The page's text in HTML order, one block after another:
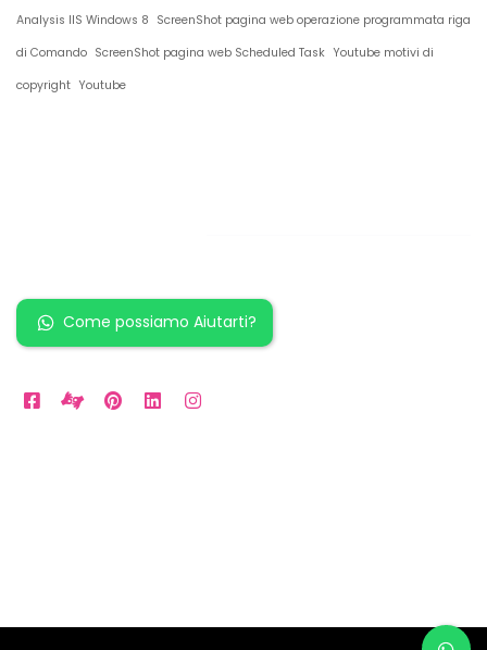
Analysis IIS Windows 8 ScreenShot pagina web operazione programmata riga
di Comando ScreenShot pagina web Scheduled Task Youtube motivi di
copyright Youtube
Come possiamo Aiutarti?